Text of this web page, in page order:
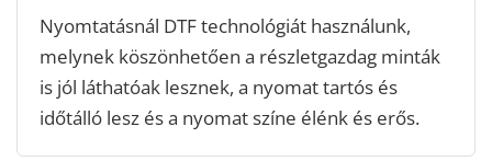
Nyomtatásnál DTF technológiát használunk,
melynek köszönhetően a részletgazdag minták
is jól láthatóak lesznek, a nyomat tartós és
időtálló lesz és a nyomat színe élénk és erős.